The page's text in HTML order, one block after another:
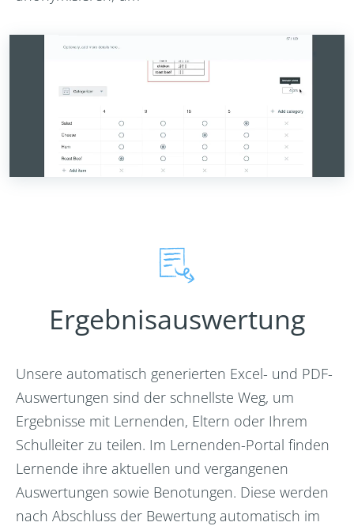
Ergebnisauswertung
Unsere automatisch generierten Excel- und PDF-
Auswertungen sind der schnellste Weg, um
Ergebnisse mit Lernenden, Eltern oder Ihrem
Schulleiter zu teilen. Im Lernenden-Portal finden
Lernende ihre aktuellen und vergangenen
Auswertungen sowie Benotungen. Diese werden
nach Abschluss der Bewertung automatisch im